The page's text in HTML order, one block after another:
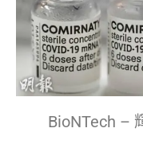
BioNTech –